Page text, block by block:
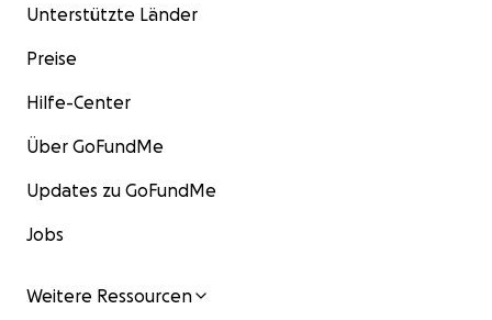
Unterstützte Länder
Preise
Hilfe-Center
Über GoFundMe
Updates zu GoFundMe
Jobs
Weitere Ressourcen